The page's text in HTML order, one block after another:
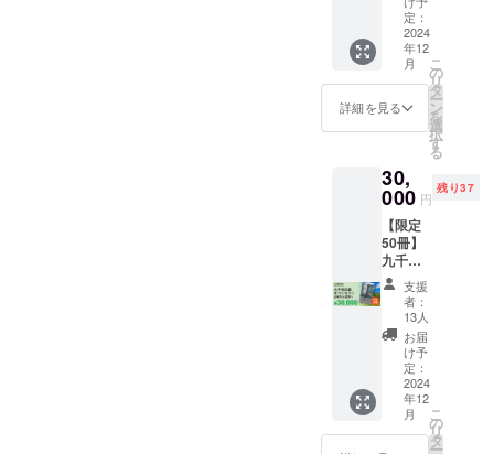
9月頃を
予定し
ていま
す。お
届けま
間をい
ただき
了承願
いま
す。
了承願
いま
す。 ※
こちら
のリ
ターン
コース
【3千
円】」
と同じ
内容に
なりま
す。
に。今
日、貴
方の心
に植
わった
木々を
出し、
そして
私たち
と共
に、願
い、見
守って
くださ
い。 ️植
樹証明
（W91×
H128m
m）と
緑をみ
まもる
年次報
告書送
（メー
ル）※1 ️
寄付受
領書
※2 ※1）
12月末
までに
メール
で差し
上げま
す。
※2）寄
付の受
領日：
CAMPF
IREから
実行者
に入金
された
日とな
りま
定：
2024
年12
月
詳細を見る
こ
の
リ
タ
ー
ン
を
選
択
す
る
30,
000 円
残り37
【限定
50冊】
九千年
の森を
つくろ
う！日
本から
世界へ
「森の
防潮
堤」を
提唱
し、当
支援
者：
13人
お届
け予
定：
2024
年12
月
こ
の
リ
タ
ー